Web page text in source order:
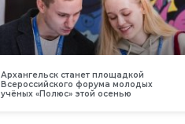
Архангельск станет площадкой
Всероссийского форума молодых
учёных «Полюс» этой осенью